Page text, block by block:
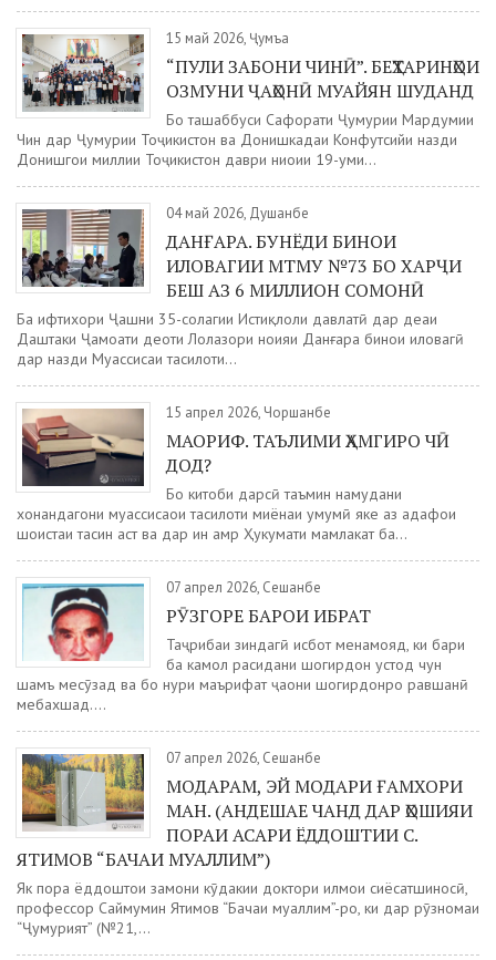
15 май 2026, Ҷумъа
“ПУЛИ ЗАБОНИ ЧИНӢ”. БЕҲТАРИНҲОИ
ОЗМУНИ ҶАҲОНӢ МУАЙЯН ШУДАНД
Бо ташаббуси Сафорати Ҷумҳурии Мардумии
Чин дар Ҷумҳурии Тоҷикистон ва Донишкадаи Конфутсийи назди
Донишгоҳи миллии Тоҷикистон даври ниҳоии 19-уми...
04 май 2026, Душанбе
ДАНҒАРА. БУНЁДИ БИНОИ
ИЛОВАГИИ МТМУ №73 БО ХАРҶИ
БЕШ АЗ 6 МИЛЛИОН СОМОНӢ
Ба ифтихори Ҷашни 35-солагии Истиқлоли давлатӣ дар деҳаи
Даштаки Ҷамоати деҳоти Лолазори ноҳияи Данғара бинои иловагӣ
дар назди Муассисаи таҳсилоти...
15 апрел 2026, Чоршанбе
МАОРИФ. ТАЪЛИМИ ҲАМГИРО ЧӢ
ДОД?
Бо китоби дарсӣ таъмин намудани
хонандагони муассисаҳои таҳсилоти миёнаи умумӣ яке аз ҳадафҳои
шоистаи таҳсин аст ва дар ин амр Ҳукумати мамлакат ба...
07 апрел 2026, Сешанбе
РӮЗГОРЕ БАРОИ ИБРАТ
Таҷрибаи зиндагӣ исбот менамояд, ки баҳри
ба камол расидани шогирдон устод чун
шамъ месӯзад ва бо нури маърифат ҷаҳони шогирдонро равшанӣ
мебахшад....
07 апрел 2026, Сешанбе
МОДАРАМ, ЭЙ МОДАРИ ҒАМХОРИ
МАН. (АНДЕШАЕ ЧАНД ДАР ҲОШИЯИ
ПОРАИ АСАРИ ЁДДОШТИИ С.
ЯТИМОВ “БАЧАИ МУАЛЛИМ”)
Як пора ёддоштҳои замони кӯдакии доктори илмҳои сиёсатшиносӣ,
профессор Саймумин Ятимов “Бачаи муаллим”-ро, ки дар рӯзномаи
“Ҷумҳурият” (№21,...